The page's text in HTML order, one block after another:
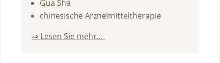
Gua Sha
chinesische Arzneimitteltherapie
⇒ Lesen Sie mehr…